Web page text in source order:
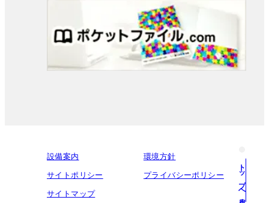
トップへ戻る
設備案内 環境方針
サイトポリシー プライバシーポリシー
サイトマップ